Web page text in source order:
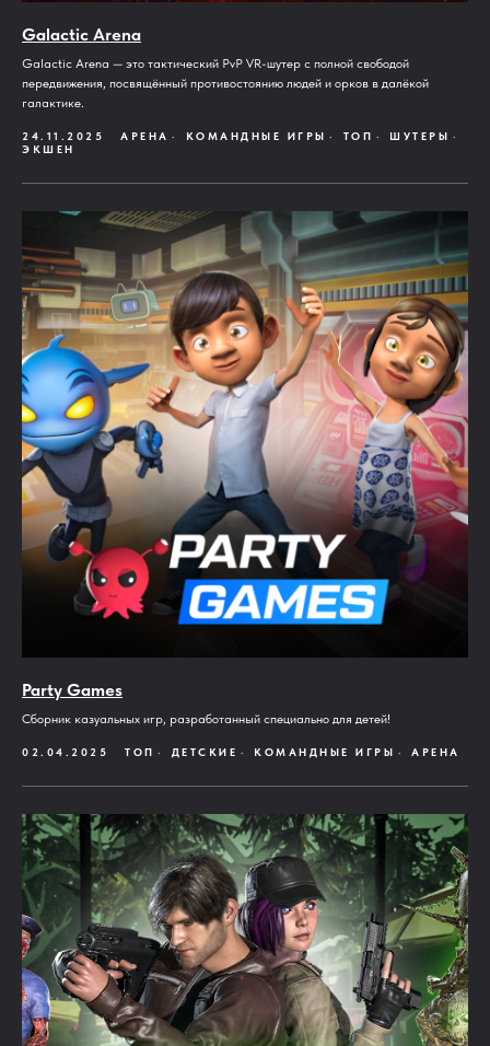
Galactic Arena
Galactic Arena — это тактический PvP VR-шутер с полной свободой
передвижения, посвящённый противостоянию людей и орков в далёкой
галактике.
24.11.2025 АРЕНА КОМАНДНЫЕ ИГРЫ ТОП
ШУТЕРЫ
ЭКШЕН
Party Games
Сборник казуальных игр, разработанный специально для детей!
02.04.2025 ТОП ДЕТСКИЕ КОМАНДНЫЕ ИГРЫ АРЕНА